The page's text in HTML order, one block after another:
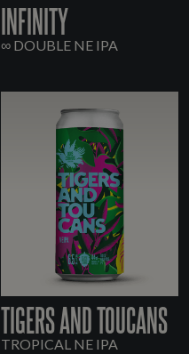
INFINITY
∞ DOUBLE NE IPA
TIGERS AND TOUCANS
TROPICAL NE IPA